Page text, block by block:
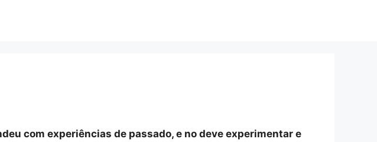
com experiências de passado, e no deve experimentar e